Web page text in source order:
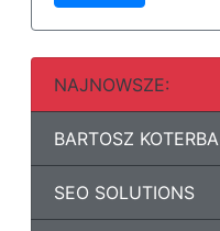
NAJNOWSZE:
BARTOSZ KOTERBA
SEO SOLUTIONS